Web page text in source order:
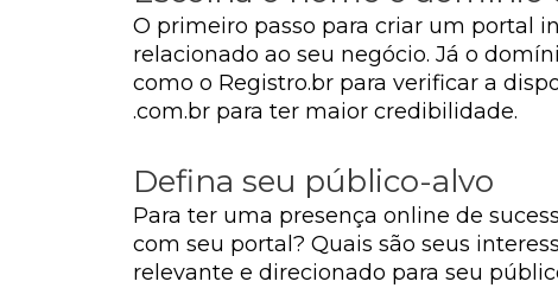
O primeiro passo para criar um portal
relacionado ao seu negócio. Já o
como o Registro.br para verificar a
.com.br para ter maior credibilidade.
Defina seu público-alvo
Para ter uma presença online de
com seu portal? Quais são seus
relevante e direcionado para seu